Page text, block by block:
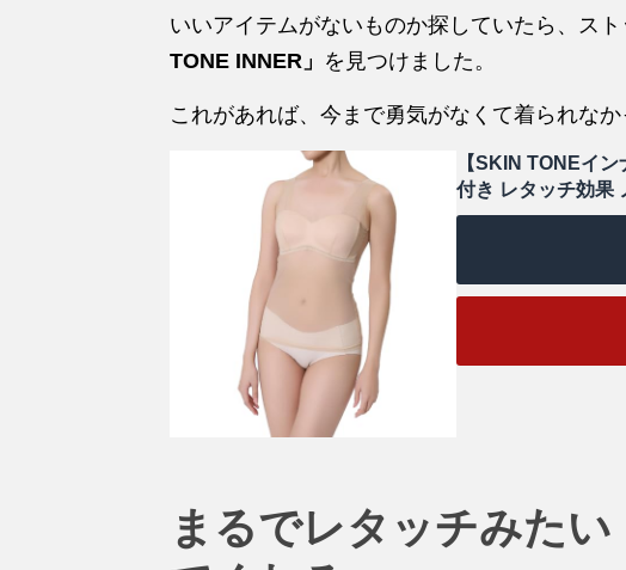
いいアイテムがないものか探していたら、ス
TONE INNER」 を見つけました。
これがあれば、今まで勇気がなくて着られなか
【SKIN TONEイ
付き レタッチ効果
まるでレタッチみたい